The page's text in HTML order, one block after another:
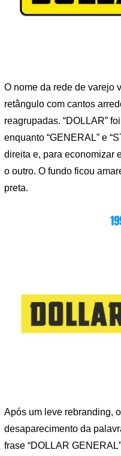
O nome da rede de varejo
retângulo com cantos
reagrupadas. “DOLLAR”
enquanto “GENERAL” e
direita e, para economizar
o outro. O fundo ficou
preta.
Após um leve rebranding,
desaparecimento da
frase “DOLLAR